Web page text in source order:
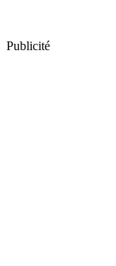
Publicité